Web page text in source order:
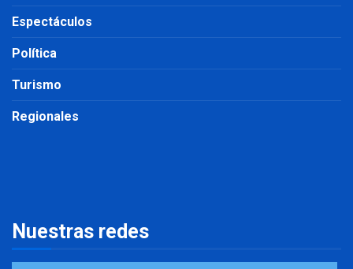
Espectáculos
Política
Turismo
Regionales
Nuestras redes